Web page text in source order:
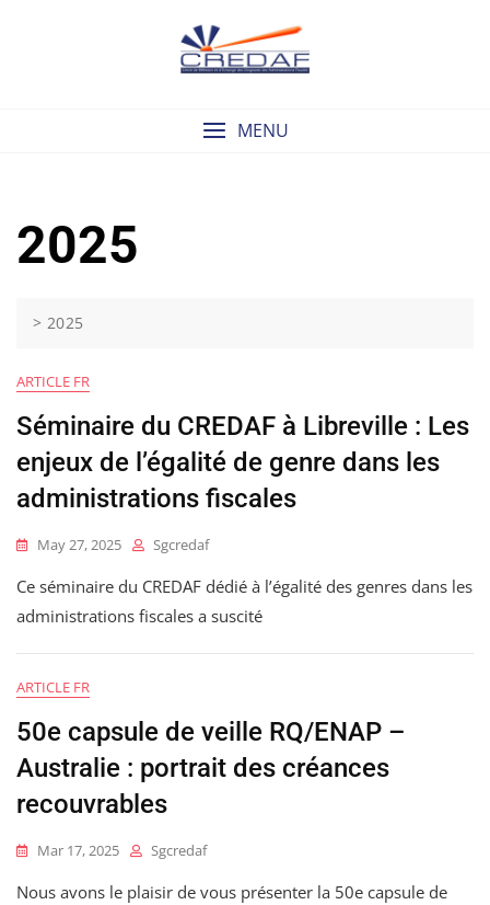
MENU
2025
> 2025
ARTICLE FR
Séminaire du CREDAF à Libreville : Les
enjeux de l’égalité de genre dans les
administrations fiscales
May 27, 2025 Sgcredaf
Ce séminaire du CREDAF dédié à l’égalité des genres dans les
administrations fiscales a suscité
ARTICLE FR
50e capsule de veille RQ/ENAP –
Australie : portrait des créances
recouvrables
Mar 17, 2025 Sgcredaf
Nous avons le plaisir de vous présenter la 50e capsule de